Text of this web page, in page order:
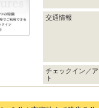
交通情報
チェックイン／
ト